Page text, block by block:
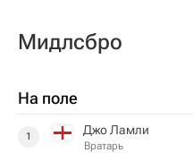
Мидлсбро
На поле
1 Джо Ламли
Вратарь